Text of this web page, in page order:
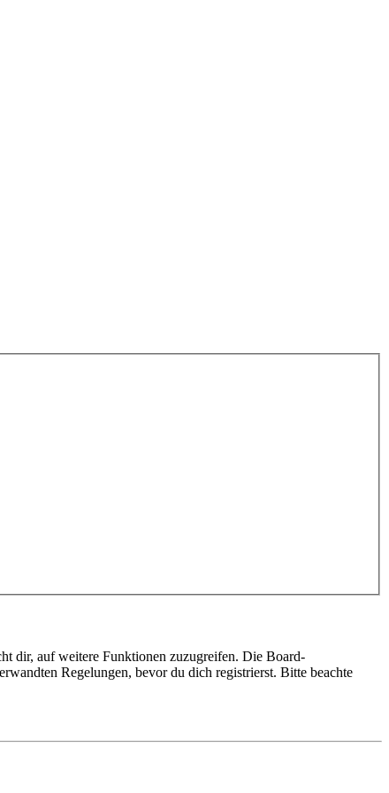
dir, auf weitere Funktionen zuzugreifen. Die Board-
Regelungen, bevor du dich registrierst. Bitte beachte